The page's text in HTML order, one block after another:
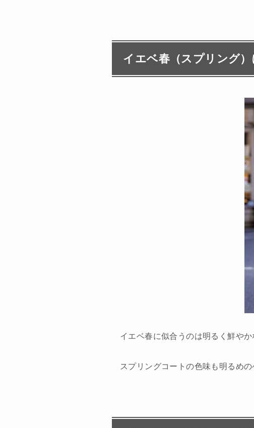
イエベ春（スプリング
イエベ春に似合うのは明るく鮮やか
スプリングコートの色味も明るめの